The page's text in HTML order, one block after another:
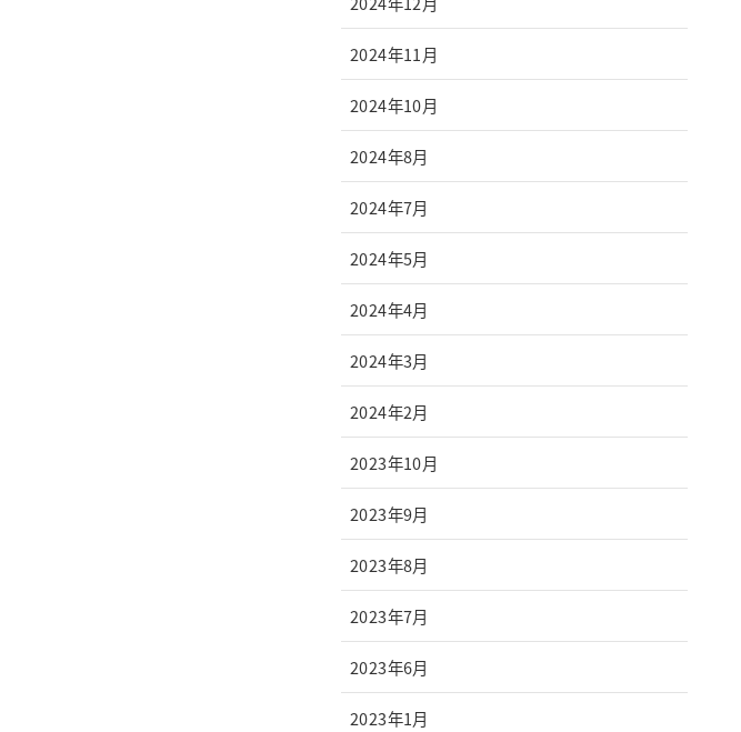
2024年11月
2024年10月
2024年8月
2024年7月
2024年5月
2024年4月
2024年3月
2024年2月
2023年10月
2023年9月
2023年8月
2023年7月
2023年6月
2023年1月